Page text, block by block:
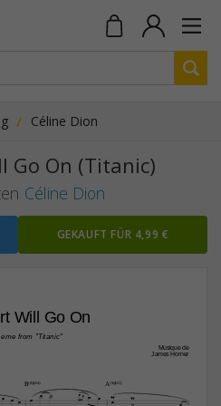
Céline Dion
Go On (Titanic)
Céline Dion
GEKAUFT FÜR 4,99 €
Will Go On
Musique de
James Horner
B(“4)

A(“2)

from "Titanic"
         